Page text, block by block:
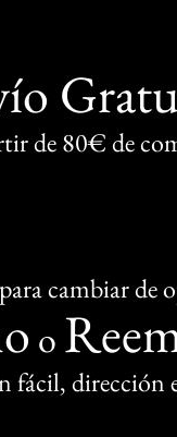
de 80€ de
cambiar de
o
fácil, dirección